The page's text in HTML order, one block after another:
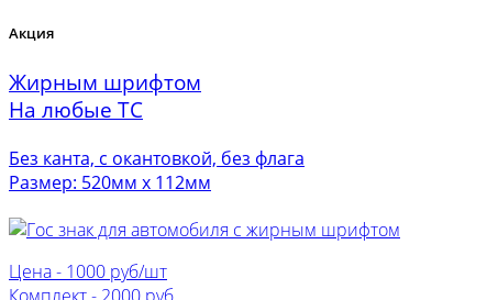
Акция
Жирным шрифтом
На любые ТС
Без канта, с окантовкой, без флага
Размер: 520мм х 112мм
Цена - 1000 руб/шт